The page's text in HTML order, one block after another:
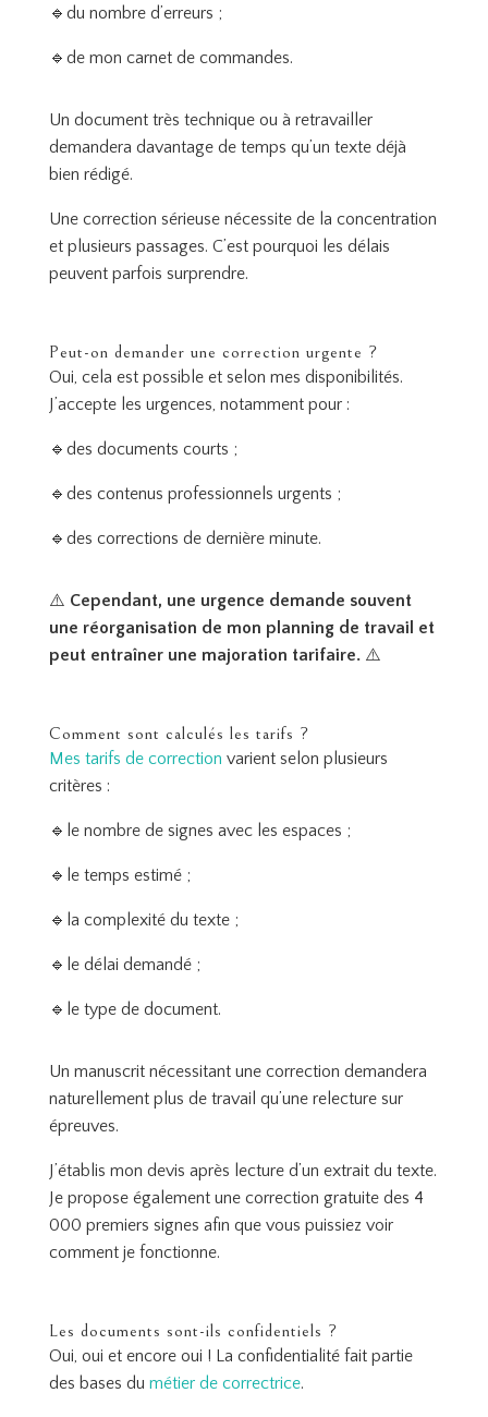
🔹du nombre d’erreurs ;
🔹de mon carnet de commandes.
Un document très technique ou à retravailler
demandera davantage de temps qu’un texte déjà
bien rédigé.
Une correction sérieuse nécessite de la concentration
et plusieurs passages. C’est pourquoi les délais
peuvent parfois surprendre.
Peut-on demander une correction urgente ?
Oui, cela est possible et selon mes disponibilités.
J’accepte les urgences, notamment pour :
🔹des documents courts ;
🔹des contenus professionnels urgents ;
🔹des corrections de dernière minute.
⚠️ Cependant, une urgence demande souvent
une réorganisation de mon planning de travail et
peut entraîner une majoration tarifaire.⚠️
Comment sont calculés les tarifs ?
Mes tarifs de correction varient selon plusieurs
critères :
🔹le nombre de signes avec les espaces ;
🔹le temps estimé ;
🔹la complexité du texte ;
🔹le délai demandé ;
🔹le type de document.
Un manuscrit nécessitant une correction demandera
naturellement plus de travail qu’une relecture sur
épreuves.
J’établis mon devis après lecture d’un extrait du texte.
Je propose également une correction gratuite des 4
000 premiers signes afin que vous puissiez voir
comment je fonctionne.
Les documents sont-ils confidentiels ?
Oui, oui et encore oui ! La confidentialité fait partie
des bases du métier de correctrice.